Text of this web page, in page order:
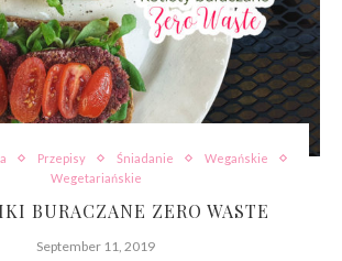
Przepisy Śniadanie
Wegańskie
Wegetariańskie
BURACZANE ZERO WASTE
September 11, 2019